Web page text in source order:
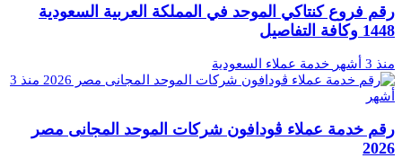
رقم فروع كنتاكي الموحد في المملكة العربية السعودية
1448 وكافة التفاصيل
منذ 3 أشهر
خدمة عملاء السعودية
منذ 3
أشهر
رقم خدمة عملاء ڤودافون شركات الموحد المجانى مصر
2026